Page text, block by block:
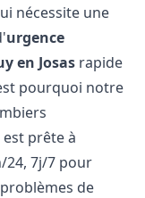
nécessite une
urgence
en Josas rapide
pourquoi notre
prête à
24, 7j/7 pour
de